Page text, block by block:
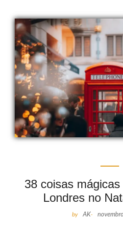
38 coisas
Londres no
by AK-